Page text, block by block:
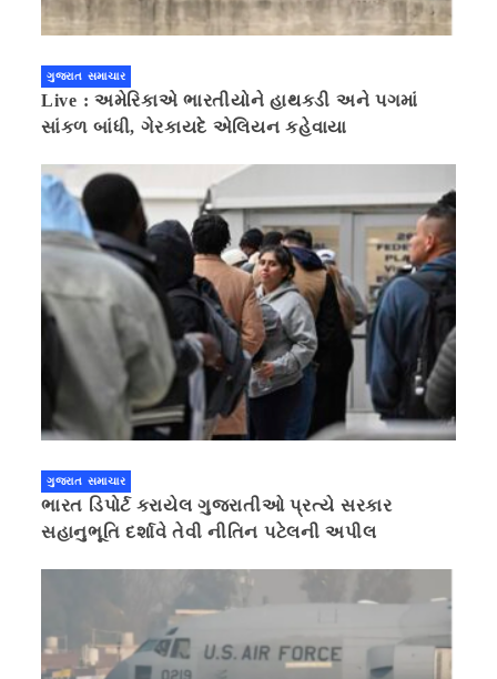
ગુજરાત સમાચાર
Live : અમેરિકાએ ભારતીયોને હાથકડી અને પગમાં
સાંકળ બાંધી, ગેરકાયદે એલિયન કહેવાયા
ગુજરાત સમાચાર
ભારત ડિપોર્ટ કરાયેલ ગુજરાતીઓ પ્રત્યે સરકાર
સહાનુભૂતિ દર્શાવે તેવી નીતિન પટેલની અપીલ